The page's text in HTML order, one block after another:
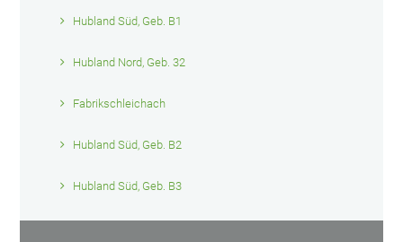
Hubland Süd, Geb. B1
Hubland Nord, Geb. 32
Fabrikschleichach
Hubland Süd, Geb. B2
Hubland Süd, Geb. B3